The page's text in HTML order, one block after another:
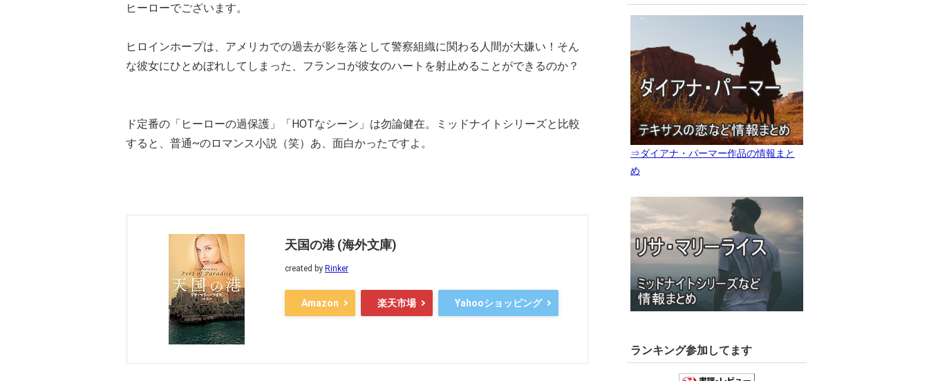
ヒーローでございます。
ヒロインホープは、アメリカでの過去が影を落として警察組織に関わる人間が大嫌い！そん
な彼女にひとめぼれしてしまった、フランコが彼女のハートを射止めることができるのか？
ド定番の「ヒーローの過保護」「HOTなシーン」は勿論健在。ミッドナイトシリーズと比較
すると、普通~のロマンス小説（笑）あ、面白かったですよ。
天国の港 (海外文庫)
created by Rinker
Amazon 楽天市場 Yahooショッピング
⇒ダイアナ・パーマー作品の情報まと
め
ランキング参加してます